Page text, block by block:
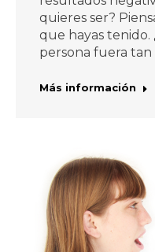
quieres ser?
que hayas tenido.
persona fuera tan
Más información